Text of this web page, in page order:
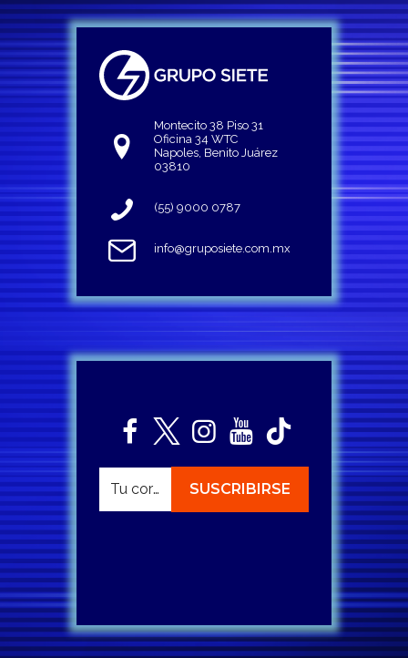
Montecito 38 Piso 31
Oficina 34 WTC
Napoles, Benito Juárez
03810
(55) 9000 0787
info@gruposiete.com.mx